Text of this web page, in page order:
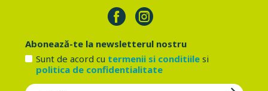
Abonează-te la newsletterul nostru
Sunt de acord cu termenii si conditiilesi
politica de confidentialitate